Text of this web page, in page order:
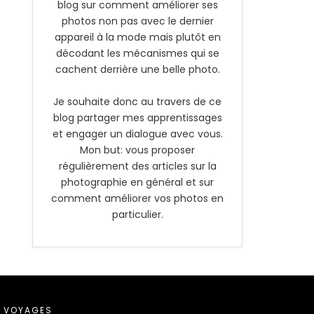
blog sur comment améliorer ses
photos non pas avec le dernier
appareil à la mode mais plutôt en
décodant les mécanismes qui se
cachent derrière une belle photo.
Je souhaite donc au travers de ce
blog partager mes apprentissages
et engager un dialogue avec vous.
Mon but: vous proposer
régulièrement des articles sur la
photographie en général et sur
comment améliorer vos photos en
particulier.
VOYAGES